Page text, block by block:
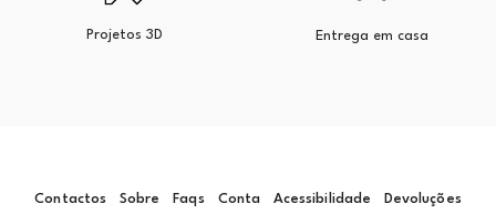
Projetos 3D Entrega em casa
Contactos Sobre Faqs Conta Acessibilidade Devoluções